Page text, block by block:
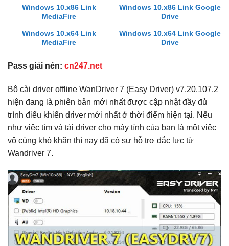
Windows 10.x86 Link
MediaFire
Windows 10.x86 Link Google
Drive
Windows 10.x64 Link
MediaFire
Windows 10.x64 Link Google
Drive
Pass giải nén: cn247.net
Bộ cài driver offline WanDriver 7 (Easy Driver) v7.20.107.2
hiện đang là phiên bản mới nhất được cập nhật đầy đủ
trình điểu khiển driver mới nhất ở thời điểm hiện tại. Nếu
như việc tìm và tải driver cho máy tính của bạn là một việc
vô cùng khó khăn thì nay đã có sự hỗ trợ đắc lực từ
Wandriver 7.